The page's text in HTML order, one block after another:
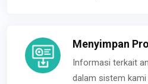
Menyimpan
Informasi terkait
dalam sistem